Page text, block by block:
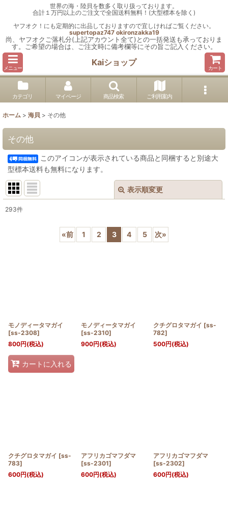
世界の海・陸貝を数多く取り扱っております。
合計１万円以上のご注文で全国送料無料！(大型標本を除く)
ヤフオク！にも定期的に出品しておりますので宜しければご覧ください。
supertopaz747 okironzakka19
尚、ヤフオクご落札分(上記アカウント全て)との一括発送も承っておりま
す。ご希望の場合は、ご注文時に備考欄等にその旨ご記入ください。
メニュー
Kaiショップ
カート
カテゴリ マイページ 商品検索 ご利用案内
ホーム > 海貝 > その他
その他
このアイコンが表示されている商品と同梱すると別途大
型標本送料も無料になります。
表示順変更
293件
«前 1 2 3 4 5 次»
モノディータマガイ
[ss-2308]
800円(税込)
カートに入れる
モノディータマガイ
[ss-2310]
900円(税込)
クチグロタマガイ [ss-
782]
500円(税込)
クチグロタマガイ [ss-
783]
600円(税込)
アフリカゴマフダマ
[ss-2301]
600円(税込)
アフリカゴマフダマ
[ss-2302]
600円(税込)